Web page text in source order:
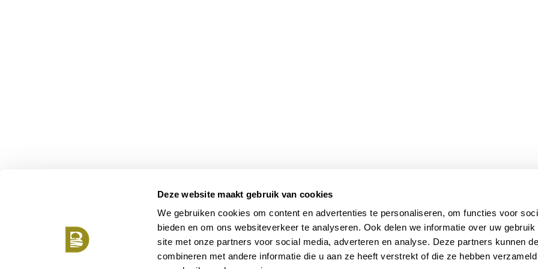
Deze website maakt gebruik van cookies
We gebruiken cookies om content en advertenties te personaliseren, om functies voor
bieden en om ons websiteverkeer te analyseren. Ook delen we informatie over uw gebruik
site met onze partners voor social media, adverteren en analyse. Deze partners kunnen
combineren met andere informatie die u aan ze heeft verstrekt of die ze hebben